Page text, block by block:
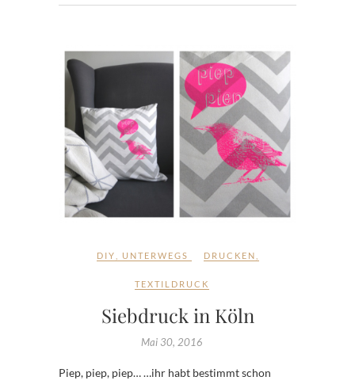
DIY UNTERWEGS DRUCKEN
TEXTILDRUCK
Siebdruck in Köln
Mai 30, 2016
Piep, piep, piep… …ihr habt bestimmt schon